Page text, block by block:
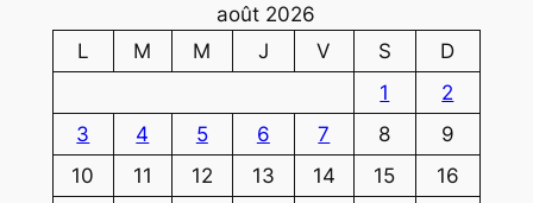
août 2026
L
M M J V S
D
1
2
3
4 5 6 7 8
9
10
11 12 13 14 15
16